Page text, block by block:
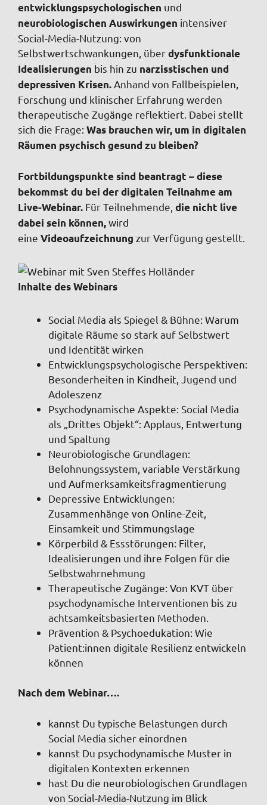
entwicklungspsychologischen und
neurobiologischen Auswirkungen intensiver
Social-Media-Nutzung: von
Selbstwertschwankungen, überdysfunktionale
Idealisierungen bis hin zu narzisstischen und
depressiven Krisen.Anhand von Fallbeispielen,
Forschung und klinischer Erfahrung werden
therapeutische Zugänge reflektiert. Dabei stellt
sich die Frage: Was brauchen wir, um in digitalen
Räumen psychisch gesund zu bleiben?
Fortbildungspunkte sind beantragt – diese
bekommst du bei der digitalen Teilnahme am
Live-Webinar. Für Teilnehmende, die nicht live
dabei sein können,wird
eine Videoaufzeichnung zur Verfügung gestellt.
Inhalte des Webinars
Social Media als Spiegel & Bühne: Warum
digitale Räume so stark auf Selbstwert
und Identität wirken
Entwicklungspsychologische Perspektiven:
Besonderheiten in Kindheit, Jugend und
Adoleszenz
Psychodynamische Aspekte: Social Media
als „Drittes Objekt“: Applaus, Entwertung
und Spaltung
Neurobiologische Grundlagen:
Belohnungssystem, variable Verstärkung
und Aufmerksamkeitsfragmentierung
Depressive Entwicklungen:
Zusammenhänge von Online-Zeit,
Einsamkeit und Stimmungslage
Körperbild & Essstörungen: Filter,
Idealisierungen und ihre Folgen für die
Selbstwahrnehmung
Therapeutische Zugänge: Von KVT über
psychodynamische Interventionen bis zu
achtsamkeitsbasierten Methoden.
Prävention & Psychoedukation: Wie
Patient:innen digitale Resilienz entwickeln
können
Nach dem Webinar….
kannst Du typische Belastungen durch
Social Media sicher einordnen
kannst Du psychodynamische Muster in
digitalen Kontexten erkennen
hast Du die neurobiologischen Grundlagen
von Social-Media-Nutzung im Blick